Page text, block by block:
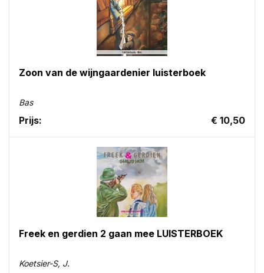
Zoon van de wijngaardenier luisterboek
Bas
Prijs: € 10,50
Freek en gerdien 2 gaan mee LUISTERBOEK
Koetsier-S, J.